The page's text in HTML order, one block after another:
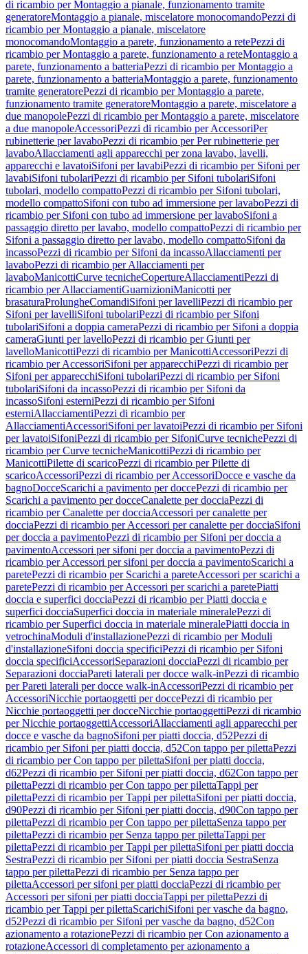
di ricambio per Montaggio a pianale, funzionamento tramite
generatoreMontaggio a pianale, miscelatore monocomandoPezzi di
ricambio per Montaggio a pianale, miscelatore
monocomandoMontaggio a parete, funzionamento a retePezzi di
ricambio per Montaggio a parete, funzionamento a reteMontaggio a
parete, funzionamento a batteriaPezzi di ricambio per Montaggio a
parete, funzionamento a batteriaMontaggio a parete, funzionamento
tramite generatorePezzi di ricambio per Montaggio a parete,
funzionamento tramite generatoreMontaggio a parete, miscelatore a
due manopolePezzi di ricambio per Montaggio a parete, miscelatore
a due manopoleAccessoriPezzi di ricambio per AccessoriPer
rubinetterie per lavaboPezzi di ricambio per Per rubinetterie per
lavaboAllacciamenti agli apparecchi per zona lavabo, lavelli,
apparecchi e lavatoiSifoni per lavabiPezzi di ricambio per Sifoni per
lavabiSifoni tubolariPezzi di ricambio per Sifoni tubolariSifoni
tubolari, modello compattoPezzi di ricambio per Sifoni tubolari,
modello compattoSifoni con tubo ad immersione per lavaboPezzi di
ricambio per Sifoni con tubo ad immersione per lavaboSifoni a
passaggio diretto per lavabo, modello compattoPezzi di ricambio per
Sifoni a passaggio diretto per lavabo, modello compattoSifoni da
incassoPezzi di ricambio per Sifoni da incassoAllacciamenti per
lavaboPezzi di ricambio per Allacciamenti per
lavaboManicottiCurve tecnicheCopertureAllacciamentiPezzi di
ricambio per AllacciamentiGuarnizioniManicotti per
brasaturaProlungheComandiSifoni per lavelliPezzi di ricambio per
Sifoni per lavelliSifoni tubolariPezzi di ricambio per Sifoni
tubolariSifoni a doppia cameraPezzi di ricambio per Sifoni a doppia
cameraGiunti per lavelloPezzi di ricambio per Giunti per
lavelloManicottiPezzi di ricambio per ManicottiAccessoriPezzi di
ricambio per AccessoriSifoni per apparecchiPezzi di ricambio per
Sifoni per apparecchiSifoni tubolariPezzi di ricambio per Sifoni
tubolariSifoni da incassoPezzi di ricambio per Sifoni da
incassoSifoni esterniPezzi di ricambio per Sifoni
esterniAllacciamentiPezzi di ricambio per
AllacciamentiAccessoriSifoni per lavatoiPezzi di ricambio per Sifoni
per lavatoiSifoniPezzi di ricambio per SifoniCurve tecnichePezzi di
ricambio per Curve tecnicheManicottiPezzi di ricambio per
ManicottiPilette di scaricoPezzi di ricambio per Pilette di
scaricoAccessoriPezzi di ricambio per AccessoriDocce e vasche da
bagnoDocceScarichi a pavimento per doccePezzi di ricambio per
Scarichi a pavimento per docceCanalette per docciaPezzi di
ricambio per Canalette per docciaAccessori per canalette per
docciaPezzi di ricambio per Accessori per canalette per docciaSifoni
per doccia a pavimentoPezzi di ricambio per Sifoni per doccia a
pavimentoAccessori per sifoni per doccia a pavimentoPezzi di
ricambio per Accessori per sifoni per doccia a pavimentoScarichi a
paretePezzi di ricambio per Scarichi a pareteAccessori per scarichi a
paretePezzi di ricambio per Accessori per scarichi a paretePiatti
doccia e superfici docciaPezzi di ricambio per Piatti doccia e
superfici docciaSuperfici doccia in materiale mineralePezzi di
ricambio per Superfici doccia in materiale mineralePiatti doccia in
vetrochinaModuli d'installazionePezzi di ricambio per Moduli
d'installazioneSifoni doccia specificiPezzi di ricambio per Sifoni
doccia specificiAccessoriSeparazioni docciaPezzi di ricambio per
Separazioni docciaPareti laterali per docce walk-inPezzi di ricambio
per Pareti laterali per docce walk-inAccessoriPezzi di ricambio per
AccessoriNicchie portaoggetti per doccePezzi di ricambio per
Nicchie portaoggetti per docceNicchie portaoggettiPezzi di ricambio
per Nicchie portaoggettiAccessoriAllacciamenti agli apparecchi per
docce e vasche da bagnoSifoni per piatti doccia, d52Pezzi di
ricambio per Sifoni per piatti doccia, d52Con tappo per pilettaPezzi
di ricambio per Con tappo per pilettaSifoni per piatti doccia,
d62Pezzi di ricambio per Sifoni per piatti doccia, d62Con tappo per
pilettaPezzi di ricambio per Con tappo per pilettaTappi per
pilettaPezzi di ricambio per Tappi per pilettaSifoni per piatti doccia,
d90Pezzi di ricambio per Sifoni per piatti doccia, d90Con tappo per
pilettaPezzi di ricambio per Con tappo per pilettaSenza tappo per
pilettaPezzi di ricambio per Senza tappo per pilettaTappi per
pilettaPezzi di ricambio per Tappi per pilettaSifoni per piatti doccia
SestraPezzi di ricambio per Sifoni per piatti doccia SestraSenza
tappo per pilettaPezzi di ricambio per Senza tappo per
pilettaAccessori per sifoni per piatti docciaPezzi di ricambio per
Accessori per sifoni per piatti docciaTappi per pilettaPezzi di
ricambio per Tappi per pilettaScarichiSifoni per vasche da bagno,
d52Pezzi di ricambio per Sifoni per vasche da bagno, d52Con
azionamento a rotazionePezzi di ricambio per Con azionamento a
rotazioneAccessori di completamento per azionamento a